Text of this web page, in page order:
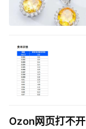
Ozon网页打不开